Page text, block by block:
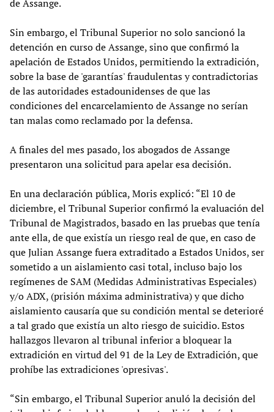
de Assange.
Sin embargo, el Tribunal Superior no solo sancionó la
detención en curso de Assange, sino que confirmó la
apelación de Estados Unidos, permitiendo la extradición,
sobre la base de 'garantías' fraudulentas y contradictorias
de las autoridades estadounidenses de que las
condiciones del encarcelamiento de Assange no serían
tan malas como reclamado por la defensa.
A finales del mes pasado, los abogados de Assange
presentaron una solicitud para apelar esa decisión.
En una declaración pública, Moris explicó: “El 10 de
diciembre, el Tribunal Superior confirmó la evaluación del
Tribunal de Magistrados, basado en las pruebas que tenía
ante ella, de que existía un riesgo real de que, en caso de
que Julian Assange fuera extraditado a Estados Unidos, ser
sometido a un aislamiento casi total, incluso bajo los
regímenes de SAM (Medidas Administrativas Especiales)
y/o ADX, (prisión máxima administrativa) y que dicho
aislamiento causaría que su condición mental se deterioré
a tal grado que existía un alto riesgo de suicidio. Estos
hallazgos llevaron al tribunal inferior a bloquear la
extradición en virtud del 91 de la Ley de Extradición, que
prohíbe las extradiciones 'opresivas'.
“Sin embargo, el Tribunal Superior anuló la decisión del